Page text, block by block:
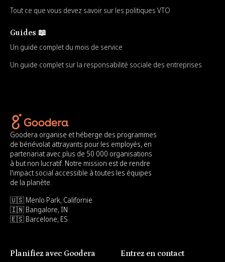
Tout ce que vous devez savoir sur les politiques VTO
Guides 📖
Un guide complet du mois de service
Un guide complet sur la responsabilité sociale des entreprises
Goodera organise et héberge des programmes
de bénévolat attrayants pour les employés, en
partenariat avec plus de 50 000 organisations
à but non lucratif. Notre mission est de rendre
l'impact social accessible à toutes les équipes
de la planète.
🇺🇸 Menlo Park, Californie
🇮🇳 Bangalore, IN
🇪🇸 Barcelone, ES
Planifiez avec Goodera Entrez en contact